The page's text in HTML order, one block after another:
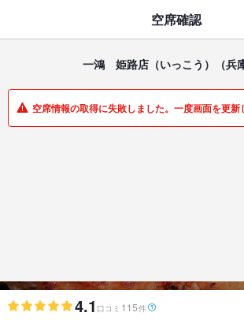
はじめてのアプリ予約で最大1,000円分ポイ
一覧
4.1 口コミ 115件
空席確認
一鴻 姫路店（いっこう） （兵
空席情報の取得に失敗しました。一度画面を更新